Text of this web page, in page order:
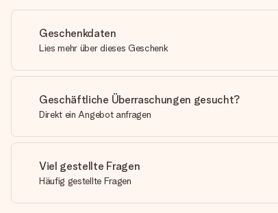
Geschenkdaten
Lies mehr über dieses Geschenk
Geschäftliche Überraschungen gesucht?
Direkt ein Angebot anfragen
Viel gestellte Fragen
Häufig gestellte Fragen